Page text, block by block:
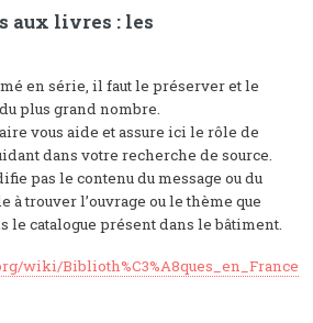
aux livres : les
en série, il faut le préserver et le
plus grand nombre.
vous aide et assure ici le rôle de
dans votre recherche de source.
pas le contenu du message ou du
à trouver l’ouvrage ou le thème que
le catalogue présent dans le bâtiment.
wiki/Biblioth%C3%A8ques_en_France